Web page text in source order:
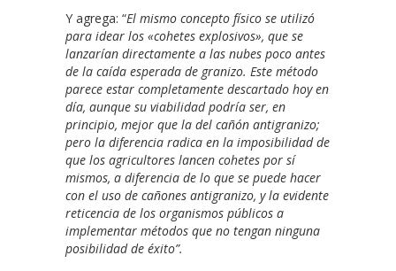
Y agrega: “El mismo concepto físico se utilizó
para idear los «cohetes explosivos», que se
lanzarían directamente a las nubes poco antes
de la caída esperada de granizo. Este método
parece estar completamente descartado hoy en
día, aunque su viabilidad podría ser, en
principio, mejor que la del cañón antigranizo;
pero la diferencia radica en la imposibilidad de
que los agricultores lancen cohetes por sí
mismos, a diferencia de lo que se puede hacer
con el uso de cañones antigranizo, y la evidente
reticencia de los organismos públicos a
implementar métodos que no tengan ninguna
posibilidad de éxito”.